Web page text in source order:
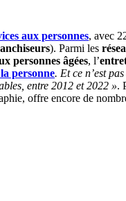
aux personnes, avec
). Parmi les
personnes âgées, l’
personne. Et ce n’est
entre 2012 et 2022 ».
offre encore de